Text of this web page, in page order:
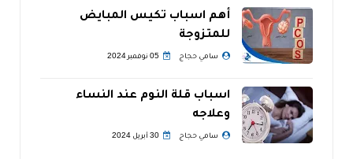
أهم اسباب تكيس المبايض
للمتزوجة
سامي حجاج 05 نوفمبر 2024
اسباب قلة النوم عند النساء
وعلاجه
سامي حجاج 30 أبريل 2024